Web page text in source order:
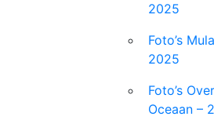
2025
Foto’s
2025
Foto’s
Oceaan –